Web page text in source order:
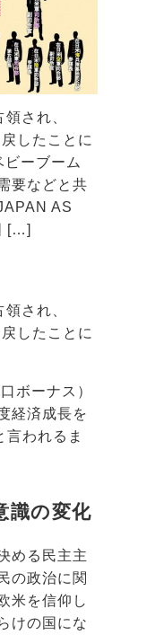
され、
したことに
ーブーム
要などと共
AS
[…]
され、
したことに
ボーナス）
経済成長を
われるま
識の変化
める民主主
の政治に関
米を信仰し
けの国にな